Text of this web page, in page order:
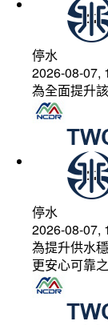
停水
2026-08-07,
為全面提升
停水
2026-08-07,
為提升供水
更安心可靠